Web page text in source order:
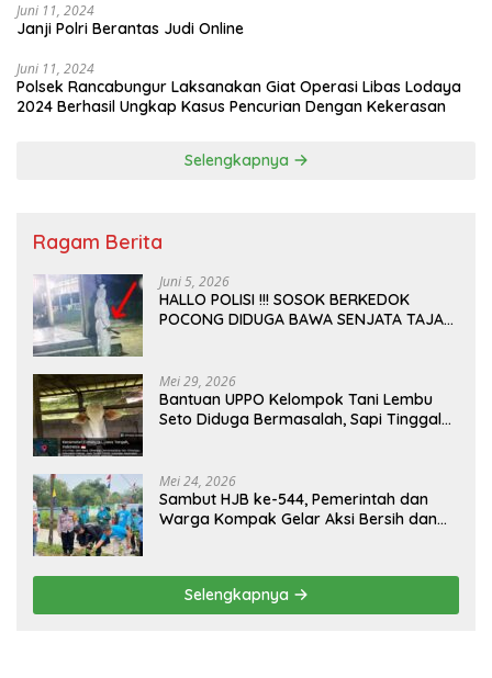
Juni 11, 2024
Janji Polri Berantas Judi Online
Juni 11, 2024
Polsek Rancabungur Laksanakan Giat Operasi Libas Lodaya
2024 Berhasil Ungkap Kasus Pencurian Dengan Kekerasan
Selengkapnya
Ragam Berita
Juni 5, 2026
HALLO POLISI !!! SOSOK BERKEDOK
POCONG DIDUGA BAWA SENJATA TAJAM
Mei 29, 2026
Bantuan UPPO Kelompok Tani Lembu
Seto Diduga Bermasalah, Sapi Tinggal
Mei 24, 2026
Sambut HJB ke-544, Pemerintah dan
Warga Kompak Gelar Aksi Bersih dan
Selengkapnya